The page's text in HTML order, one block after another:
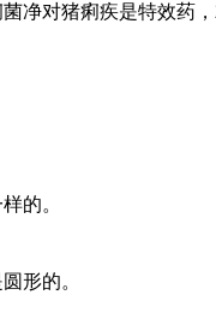
对猪痢疾是特效药
的。
形的。